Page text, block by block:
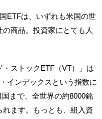
ETFは、いずれも米国の世
商品。投資家にとても人
・ストックETF（VT）」は
インデックスという指数に
まで、全世界の約8000銘
ます。もっとも、組入資